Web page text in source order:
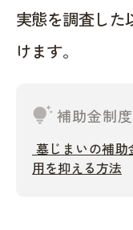
実態を調査した
けます。
tips_and_updates補助金制
墓じまいの補
用を抑える方法